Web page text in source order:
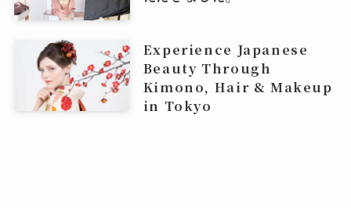
Experience Japanese
Beauty Through
Kimono, Hair & Makeup
in Tokyo